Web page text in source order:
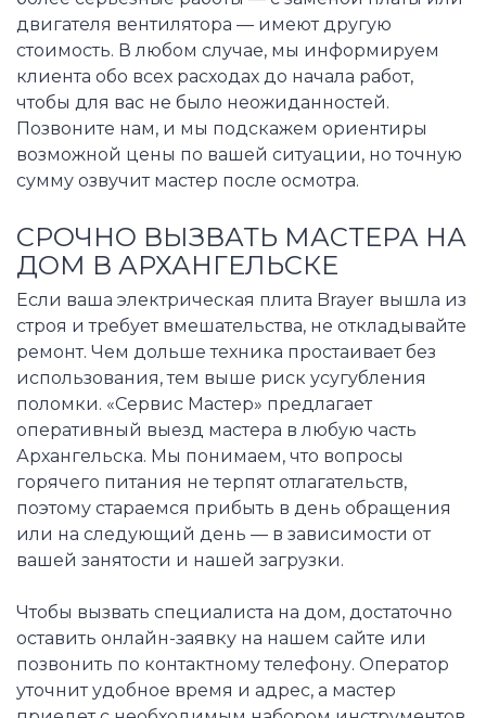
двигателя вентилятора — имеют другую
стоимость. В любом случае, мы информируем
клиента обо всех расходах до начала работ,
чтобы для вас не было неожиданностей.
Позвоните нам, и мы подскажем ориентиры
возможной цены по вашей ситуации, но точную
сумму озвучит мастер после осмотра.
СРОЧНО ВЫЗВАТЬ МАСТЕРА НА
ДОМ В АРХАНГЕЛЬСКЕ
Если ваша электрическая плита Brayer вышла из
строя и требует вмешательства, не откладывайте
ремонт. Чем дольше техника простаивает без
использования, тем выше риск усугубления
поломки. «Сервис Мастер» предлагает
оперативный выезд мастера в любую часть
Архангельска. Мы понимаем, что вопросы
горячего питания не терпят отлагательств,
поэтому стараемся прибыть в день обращения
или на следующий день — в зависимости от
вашей занятости и нашей загрузки.
Чтобы вызвать специалиста на дом, достаточно
оставить онлайн-заявку на нашем сайте или
позвонить по контактному телефону. Оператор
уточнит удобное время и адрес, а мастер